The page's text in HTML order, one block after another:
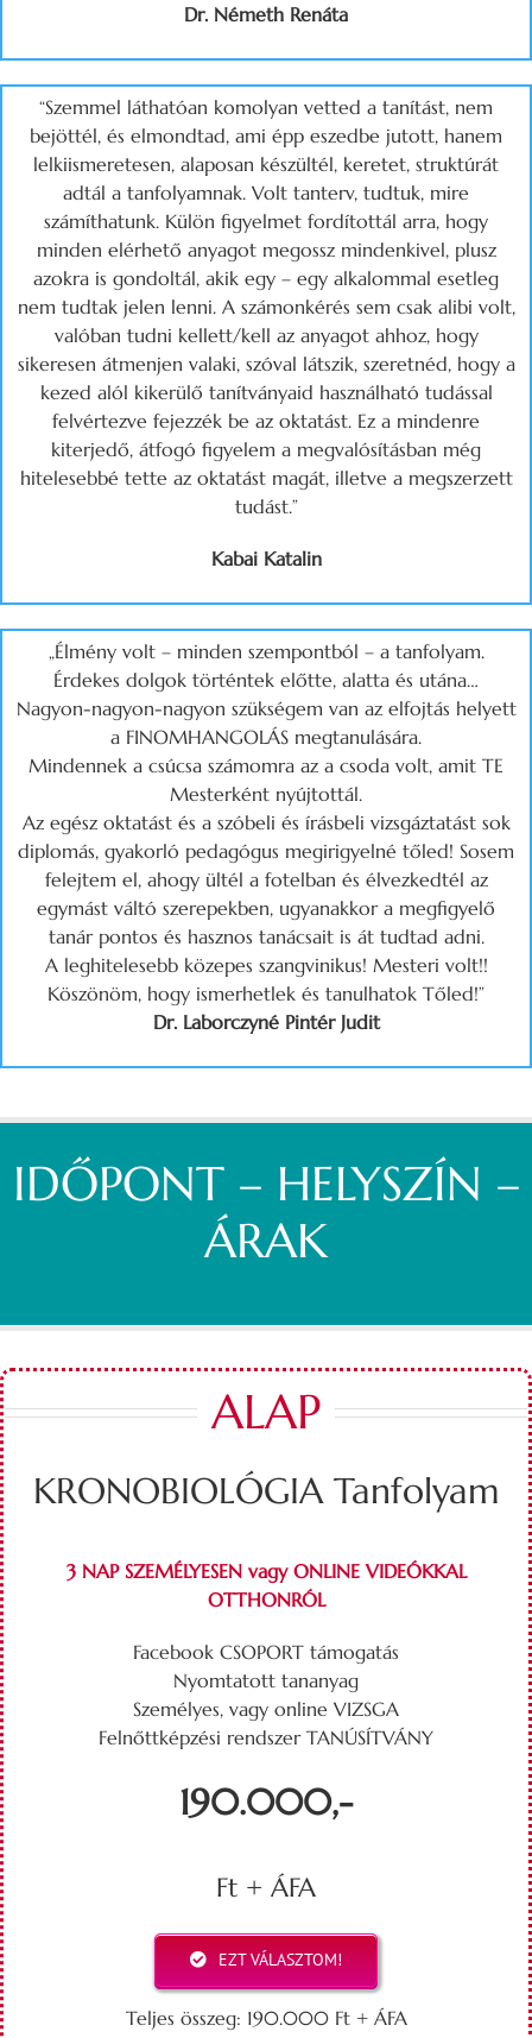
Dr. Németh Renáta
“Szemmel láthatóan komolyan vetted a tanítást, nem
bejöttél, és elmondtad, ami épp eszedbe jutott, hanem
lelkiismeretesen, alaposan készültél, keretet, struktúrát
adtál a tanfolyamnak. Volt tanterv, tudtuk, mire
számíthatunk. Külön figyelmet fordítottál arra, hogy
minden elérhető anyagot megossz mindenkivel, plusz
azokra is gondoltál, akik egy – egy alkalommal esetleg
nem tudtak jelen lenni. A számonkérés sem csak alibi volt,
valóban tudni kellett/kell az anyagot ahhoz, hogy
sikeresen átmenjen valaki, szóval látszik, szeretnéd, hogy a
kezed alól kikerülő tanítványaid használható tudással
felvértezve fejezzék be az oktatást. Ez a mindenre
kiterjedő, átfogó figyelem a megvalósításban még
hitelesebbé tette az oktatást magát, illetve a megszerzett
tudást.”
Kabai Katalin
„Élmény volt – minden szempontból – a tanfolyam.
Érdekes dolgok történtek előtte, alatta és utána…
Nagyon-nagyon-nagyon szükségem van az elfojtás helyett
a FINOMHANGOLÁS megtanulására.
Mindennek a csúcsa számomra az a csoda volt, amit TE
Mesterként nyújtottál.
Az egész oktatást és a szóbeli és írásbeli vizsgáztatást sok
diplomás, gyakorló pedagógus megirigyelné tőled! Sosem
felejtem el, ahogy ültél a fotelban és élvezkedtél az
egymást váltó szerepekben, ugyanakkor a megfigyelő
tanár pontos és hasznos tanácsait is át tudtad adni.
A leghitelesebb közepes szangvinikus! Mesteri volt!!
Köszönöm, hogy ismerhetlek és tanulhatok Tőled!”
Dr. Laborczyné Pintér Judit
IDŐPONT – HELYSZÍN –
ÁRAK
ALAP
KRONOBIOLÓGIA Tanfolyam
3 NAP SZEMÉLYESEN vagy ONLINE VIDEÓKKAL
OTTHONRÓL
Facebook CSOPORT támogatás
Nyomtatott tananyag
Személyes, vagy online VIZSGA
Felnőttképzési rendszer TANÚSÍTVÁNY
190.000,-
Ft + ÁFA
EZT VÁLASZTOM!
Teljes összeg: 190.000 Ft + ÁFA